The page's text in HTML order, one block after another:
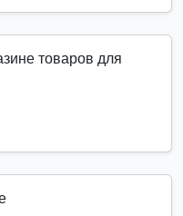
товаров для